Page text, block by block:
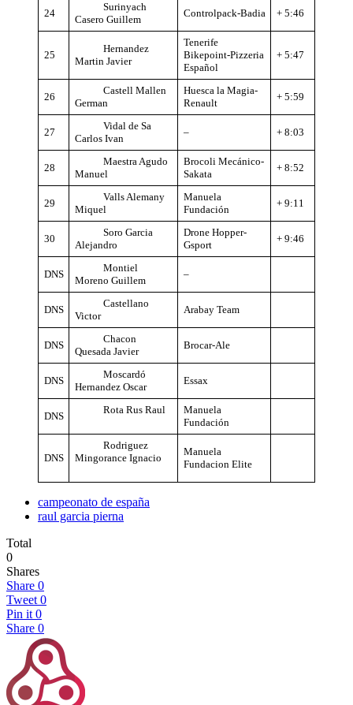
24
Surinyach
Casero Guillem
Controlpack-Badia + 5:46
25
Hernandez
Martin Javier
Tenerife
Bikepoint-Pizzeria
Español
+ 5:47
26
Castell Mallen
German
Huesca la Magia-
Renault
+ 5:59
27
Vidal de Sa
Carlos Ivan
– + 8:03
28
Maestra Agudo
Manuel
Brocoli Mecánico-
Sakata
+ 8:52
29
Valls Alemany
Miquel
Manuela
Fundación
+ 9:11
30
Soro Garcia
Alejandro
Drone Hopper-
Gsport
+ 9:46
DNS
Montiel
Moreno Guillem
–
DNS
Castellano
Victor
Arabay Team
DNS
Chacon
Quesada Javier
Brocar-Ale
DNS
Moscardó
Hernandez Oscar
Essax
DNS
Rota Rus Raul
Manuela
Fundación
DNS
Rodriguez
Mingorance Ignacio
Manuela
Fundacion Elite
campeonato de españa
raul garcia pierna
Total
0
Shares
Share 0
Tweet 0
Pin it 0
Share 0